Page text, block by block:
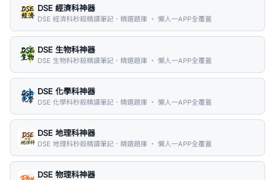
DSE 經濟科神器
DSE 經濟科秒殺精讀筆記．精選題庫 ・ 懶人一APP全覆蓋
DSE 生物科神器
DSE 生物科秒殺精讀筆記．精選題庫 ・ 懶人一APP全覆蓋
DSE 化學科神器
DSE 化學科秒殺精讀筆記．精選題庫 ・ 懶人一APP全覆蓋
DSE 地理科神器
DSE 地理科秒殺精讀筆記．精選題庫 ・ 懶人一APP全覆蓋
DSE 物理科神器